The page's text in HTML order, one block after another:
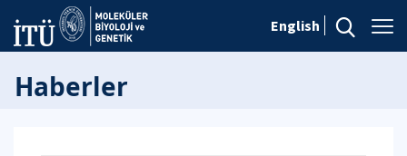
English
Haberler